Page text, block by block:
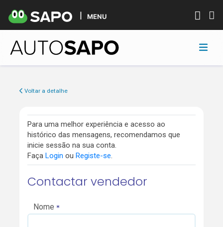
MENU
Voltar a detalhe
Para uma melhor experiência e acesso ao
histórico das mensagens, recomendamos que
inicie sessão na sua conta.
Faça Login ou Registe-se.
Contactar vendedor
Nome